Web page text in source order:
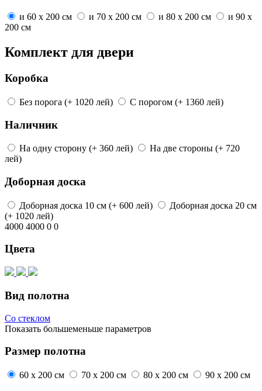
и 60 x 200 см и 70 x 200 см и 80 x 200 см и 90 x
200 см
Комплект для двери
Коробка
Без порога (+ 1020 лей) С порогом (+ 1360 лей)
Наличник
На одну сторону (+ 360 лей) На две стороны (+ 720
лей)
Доборная доска
Доборная доска 10 см (+ 600 лей) Доборная доска 20 см
(+ 1020 лей)
4000 4000 0 0
Цвета
Вид полотна
Со стеклом
Показать большеменьше параметров
Размер полотна
60 x 200 см 70 x 200 см 80 x 200 см 90 x 200 см